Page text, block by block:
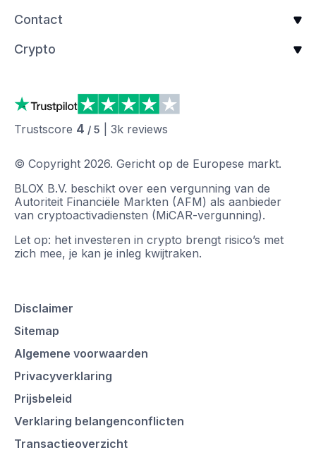
Contact
Crypto
Trustscore 4 / 5 3k reviews
© Copyright 2026. Gericht op de Europese markt.
BLOX B.V. beschikt over een vergunning van de
Autoriteit Financiële Markten (AFM) als aanbieder
van cryptoactivadiensten (MiCAR-vergunning).
Let op: het investeren in crypto brengt risico’s met
zich mee, je kan je inleg kwijtraken.
Disclaimer
Sitemap
Algemene voorwaarden
Privacyverklaring
Prijsbeleid
Verklaring belangenconflicten
Transactieoverzicht